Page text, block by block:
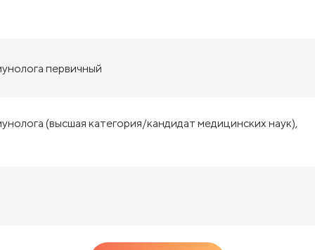
первичный
(высшая категория/кандидат медицинских наук),